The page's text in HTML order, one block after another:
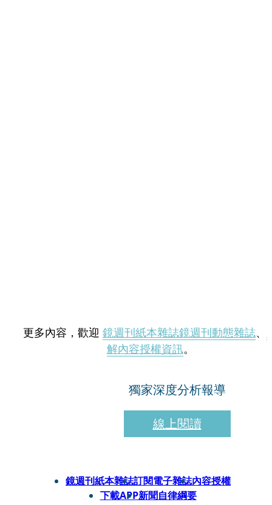
更多內容，歡迎 鏡週刊紙本雜誌鏡週刊動態雜誌、
解內容授權資訊。
獨家深度分析報導
線上閱讀
鏡週刊紙本雜誌訂閱電子雜誌內容授權
下載APP新聞自律綱要